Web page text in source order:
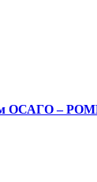
ОСАГО –